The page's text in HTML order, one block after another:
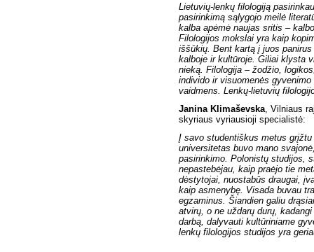
Lietuvių-lenkų filologiją
pasirinkimą sąlygojo meilė
kalba apėmė naujas sritis –
Filologijos mokslai yra kaip
iššūkių. Bent kartą į juos
kalboje ir kultūroje. Giliai klysta
nieką. Filologija – žodžio,
individo ir visuomenės
vaidmens. Lenkų-lietuvių
Janina Klimaševska , Vilniaus
skyriaus vyriausioji specialistė:
Į savo studentiškus metus
universitetas buvo mano
pasirinkimo. Polonistų studijos,
nepastebėjau, kaip praėjo tie
dėstytojai, nuostabūs draugai,
kaip asmenybę. Visada buvau
egzaminus. Šiandien galiu
atvirų, o ne uždarų durų,
darbą, dalyvauti kultūriniame
lenkų filologijos studijos yra